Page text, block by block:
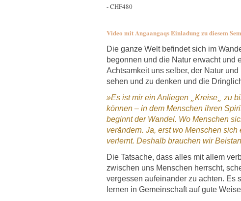
-CHF480
Video mit Angaangaqs Einladung zu diesem
Die ganze Welt befindet sich im
begonnen und die Natur erwacht und
Achtsamkeit uns selber, der Natur
sehen und zu denken und die
»Es ist mir ein Anliegen Kreise zu
können – in dem Menschen ihren
beginnt der Wandel. Wo Menschen
verändern. Ja, erst wo Menschen
verlernt. Deshalb brauchen wir
Die Tatsache, dass alles mit allem
zwischen uns Menschen herrscht,
vergessen aufeinander zu achten. Es
lernen in Gemeinschaft auf gute